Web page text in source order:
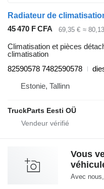
45 470 F CFA 69,35 € ≈
Climatisation et pièces
climatisation
82590578 7482590578
Estonie, Tallinn
TruckParts Eesti OÜ
Vous
Avec